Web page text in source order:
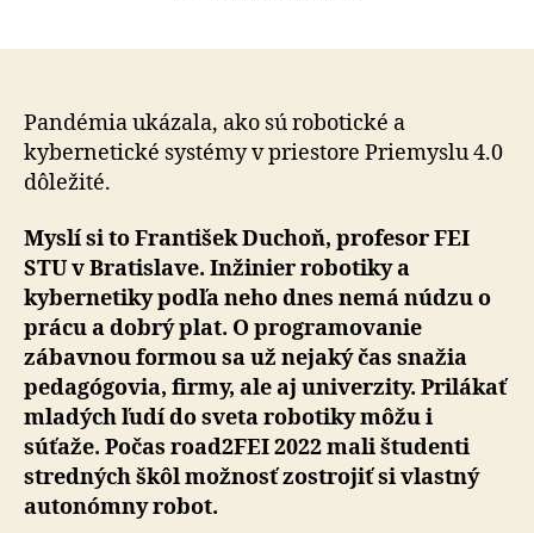
majú
nielen
Pandémia ukázala, ako sú robotické a
kybernetické systémy v priestore Priemyslu 4.0
dôležité.
Myslí si to František Duchoň, profesor FEI
STU v Bratislave. Inžinier robotiky a
kybernetiky podľa neho dnes nemá núdzu o
prácu a dobrý plat. O programovanie
zábavnou formou sa už nejaký čas snažia
pedagógovia, firmy, ale aj univerzity. Prilákať
mladých ľudí do sveta robotiky môžu i
súťaže. Počas road2FEI 2022 mali študenti
stredných škôl možnosť zostrojiť si vlastný
autonómny robot.